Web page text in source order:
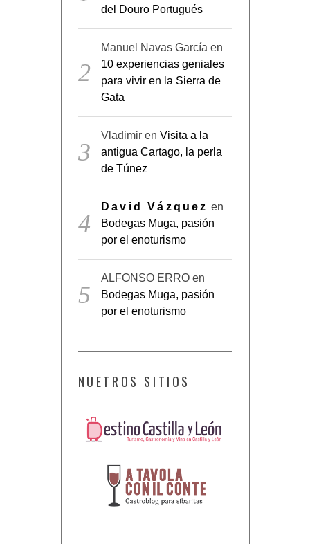
del Douro Portugués
Manuel Navas García en
10 experiencias geniales
para vivir en la Sierra de
Gata
Vladimiren Visita a la
antigua Cartago, la perla
de Túnez
David Vázquez en
Bodegas Muga, pasión
por el enoturismo
ALFONSO ERROen
Bodegas Muga, pasión
por el enoturismo
NUETROS SITIOS